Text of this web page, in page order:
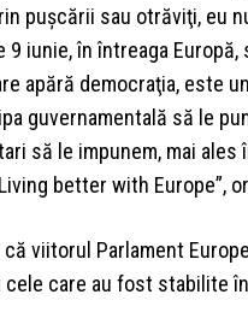
puşcării sau otrăviţi, eu
9 iunie, în întreaga
apără democraţia, este
guvernamentală să le
să le impunem, mai
better with Europe”,
că viitorul Parlament
cele care au fost stabilite